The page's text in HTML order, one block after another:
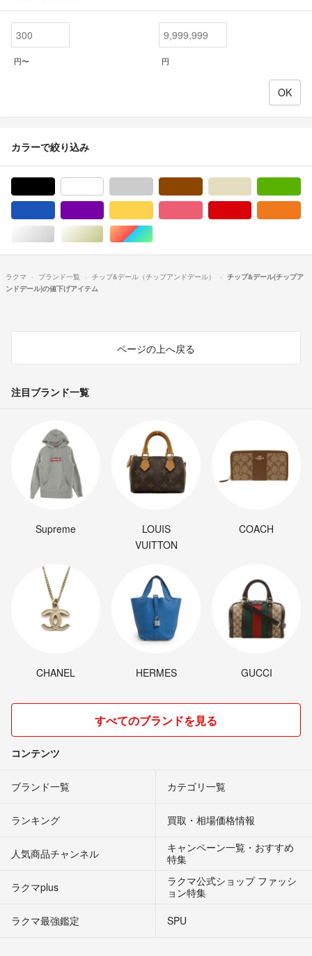
円〜 円
カラーで絞り込み
シルバー/銀色系ゴールド/金色系マルチカラー
ラクマ ブランド一覧 チップ&デール（チップアンドデール）
チップ&デール(チップア
ンドデール)の値下げアイテム
ページの上へ戻る
注目ブランド一覧
Supreme
LOUIS
VUITTON
COACH
CHANEL HERMES GUCCI
すべてのブランドを見る
コンテンツ
ブランド一覧 カテゴリ一覧
ランキング 買取・相場価格情報
人気商品チャンネル
キャンペーン一覧・おすすめ
特集
ラクマplus
ラクマ公式ショップ ファッシ
ョン特集
ラクマ最強鑑定
SPU